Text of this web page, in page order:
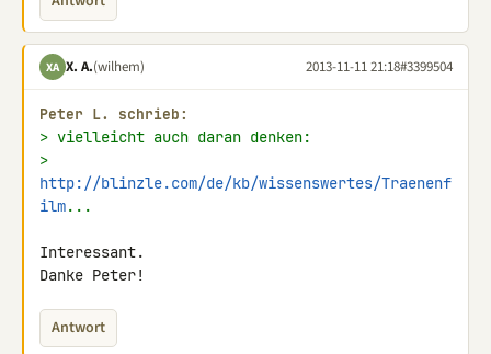
XA X. A.(wilhem) 2013-11-11 21:18#3399504
Peter L. schrieb:
> vielleicht auch daran denken:
http://blinzle.com/de/kb/wissenswertes/Traenenf
ilm...
Interessant.
Danke Peter!
Antwort